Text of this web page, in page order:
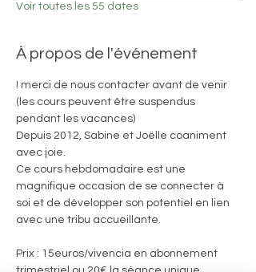
Voir toutes les 55 dates
À propos de l'événement
! merci de nous contacter avant de venir
(les cours peuvent être suspendus
pendant les vacances)
Depuis 2012, Sabine et Joëlle coaniment
avec joie.
Ce cours hebdomadaire est une
magnifique occasion de se connecter à
soi et de développer son potentiel en lien
avec une tribu accueillante.
Prix : 15euros/vivencia en abonnement